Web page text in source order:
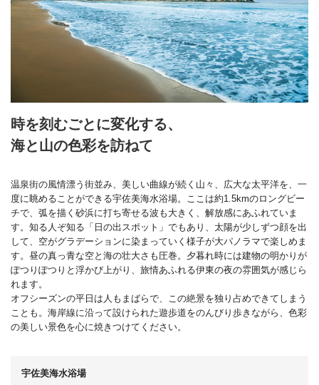
時を刻むごとに変化する、
海と山の色彩を訪ねて
温泉街の風情漂う街並み、美しい曲線が続く山々、広大な太平洋を、一
度に眺めることができる宇佐美海水浴場。ここは約1.5kmのロングビー
チで、弧を描く砂浜に打ち寄せる波も大きく、解放感にあふれていま
す。知る人ぞ知る「日の出スポット」でもあり、太陽が少しずつ顔を出
して、空がグラデーションに染まっていく様子が大パノラマで楽しめま
す。昼の真っ青な空と海の壮大さも圧巻。夕暮れ時には建物の明かりが
ぽつりぽつりと浮かび上がり、旅情あふれる伊東の夜の雰囲気が感じら
れます。
オフシーズンの平日は人もまばらで、この絶景を独り占めできてしまう
ことも。海岸線に沿って設けられた遊歩道をのんびり歩きながら、色彩
の美しい景色を心に焼きつけてください。
宇佐美海水浴場